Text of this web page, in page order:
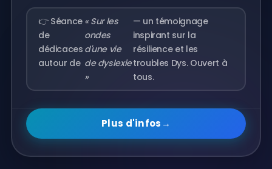
👉 Séance
de
dédicaces
autour de
« Sur les
ondes
d'une vie
de dyslexie
»
— un témoignage
inspirant sur la
résilience et les
troubles Dys. Ouvert à
tous.
Plus d'infos →